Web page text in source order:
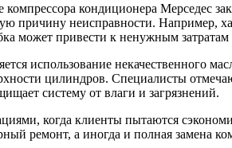
кондиционера Мерседес
причину неисправности. Например,
может привести к ненужным затратам
использование некачественного
цилиндров. Специалисты
систему от влаги и загрязнений.
когда клиенты пытаются
ремонт, а иногда и полная замена